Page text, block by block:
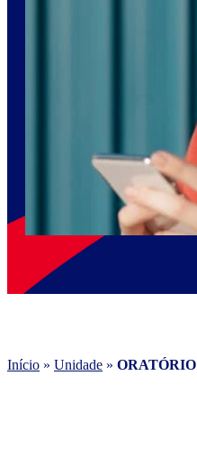
Início » Unidade » ORATÓRIO